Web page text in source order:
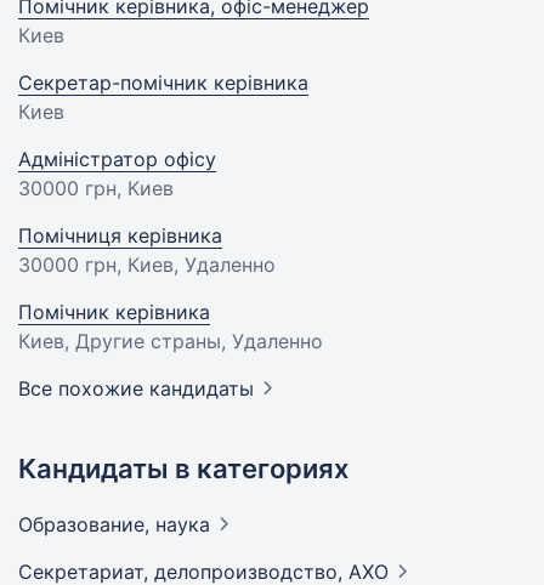
Помічник керівника, офіс-менеджер
Киев
Секретар-помічник керівника
Киев
Адміністратор офісу
30000 грн, Киев
Помічниця керівника
30000 грн, Киев, Удаленно
Помічник керівника
Киев, Другие страны, Удаленно
Все похожие кандидаты
Кандидаты в категориях
Образование, наука
Секретариат, делопроизводство, АХО